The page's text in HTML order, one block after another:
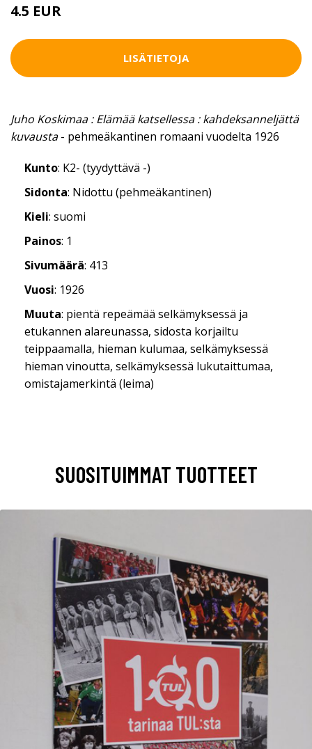
4.5 EUR
LISÄTIETOJA
Juho Koskimaa : Elämää katsellessa : kahdeksanneljättä
kuvausta- pehmeäkantinen romaani vuodelta 1926
Kunto: K2- (tyydyttävä -)
Sidonta: Nidottu (pehmeäkantinen)
Kieli: suomi
Painos: 1
Sivumäärä: 413
Vuosi: 1926
Muuta: pientä repeämää selkämyksessä ja
etukannen alareunassa, sidosta korjailtu
teippaamalla, hieman kulumaa, selkämyksessä
hieman vinoutta, selkämyksessä lukutaittumaa,
omistajamerkintä (leima)
SUOSITUIMMAT TUOTTEET